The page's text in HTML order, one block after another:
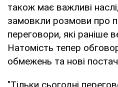
також має важливі
замовкли розмови про
переговори, які раніше
Натомість тепер
обмежень та нові
"Тільки сьогодні